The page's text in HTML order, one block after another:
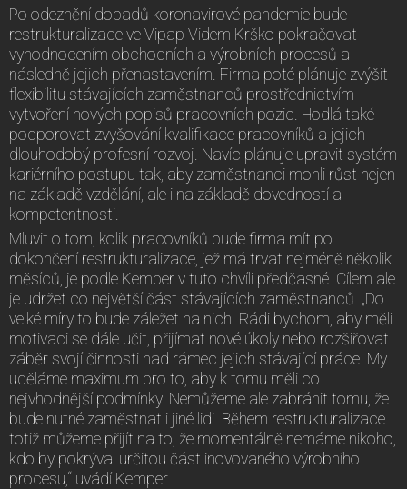
Po odeznění dopadů koronavirové pandemie bude
restrukturalizace ve Vipap Videm Krško pokračovat
vyhodnocením obchodních a výrobních procesů a
následně jejich přenastavením. Firma poté plánuje zvýšit
flexibilitu stávajících zaměstnanců prostřednictvím
vytvoření nových popisů pracovních pozic. Hodlá také
podporovat zvyšování kvalifikace pracovníků a jejich
dlouhodobý profesní rozvoj. Navíc plánuje upravit systém
kariérního postupu tak, aby zaměstnanci mohli růst nejen
na základě vzdělání, ale i na základě dovedností a
kompetentnosti.
Mluvit o tom, kolik pracovníků bude firma mít po
dokončení restrukturalizace, jež má trvat nejméně několik
měsíců, je podle Kemper v tuto chvíli předčasné. Cílem ale
je udržet co největší část stávajících zaměstnanců. „Do
velké míry to bude záležet na nich. Rádi bychom, aby měli
motivaci se dále učit, přijímat nové úkoly nebo rozšiřovat
záběr svojí činnosti nad rámec jejich stávající práce. My
uděláme maximum pro to, aby k tomu měli co
nejvhodnější podmínky. Nemůžeme ale zabránit tomu, že
bude nutné zaměstnat i jiné lidi. Během restrukturalizace
totiž můžeme přijít na to, že momentálně nemáme nikoho,
kdo by pokrýval určitou část inovovaného výrobního
procesu,“ uvádí Kemper.